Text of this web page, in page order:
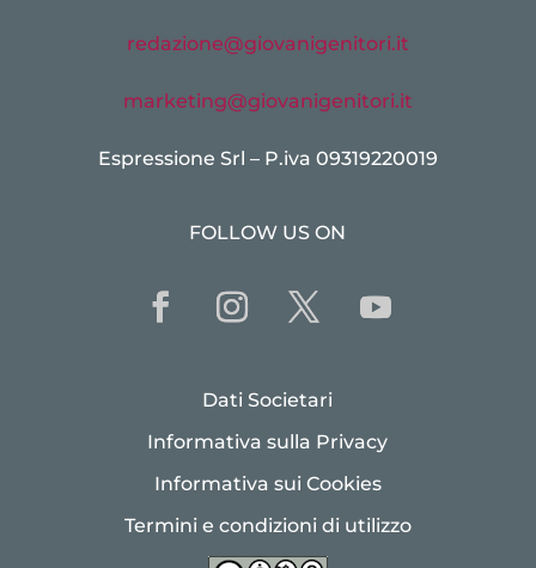
redazione@giovanigenitori.it
marketing@giovanigenitori.it
Espressione Srl – P.iva 09319220019
FOLLOW US ON
Dati Societari
Informativa sulla Privacy
Informativa sui Cookies
Termini e condizioni di utilizzo